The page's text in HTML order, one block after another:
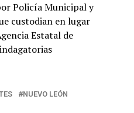
Policía Municipal y
custodian en lugar
Estatal de
NUEVO LEÓN